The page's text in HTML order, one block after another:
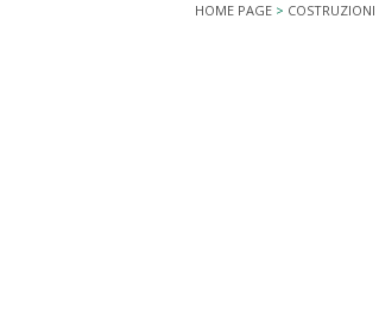
HOME PAGE > COSTRUZIONI